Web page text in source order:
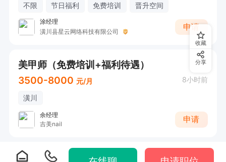
不限 节日福利 免费培训 晋升空间
涂经理
潢川县星云网络科技有限公司
申请
美甲师（免费培训+福利待遇）
3500-8000 元/月 8小时前
潢川
余经理
吉美nail
申请
收藏
分享